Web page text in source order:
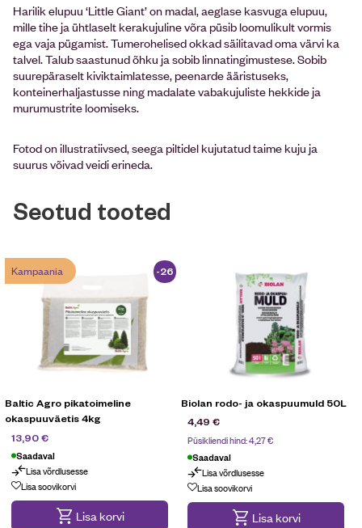
Harilik elupuu ‘Little Giant’ on madal, aeglase kasvuga elupuu,
mille tihe ja ühtlaselt kerakujuline võra püsib loomulikult vormis
ega vaja pügamist. Tumerohelised okkad säilitavad oma värvi ka
talvel. Talub saastunud õhku ja sobib linnatingimustese. Sobib
suurepäraselt kiviktaimlatesse, peenarde ääristuseks,
konteinerhaljastusse ning madalate vabakujuliste hekkide ja
murumustrite loomiseks.
Fotod on illustratiivsed, seega piltidel kujutatud taime kuju ja
suurus võivad veidi erineda.
Seotud tooted
Kampaania
-26
%
Baltic Agro pikatoimeline
okaspuuväetis 4kg
13,90€
Saadaval
Kampaania
Lisa võrdlusesse
Lisa soovikorvi
Lisa korvi
Biolan rodo- ja okaspuumuld 50L
4,49 €
Püsikliendi hind:4,27€
Saadaval
Lisa võrdlusesse
Lisa soovikorvi
Lisa korvi